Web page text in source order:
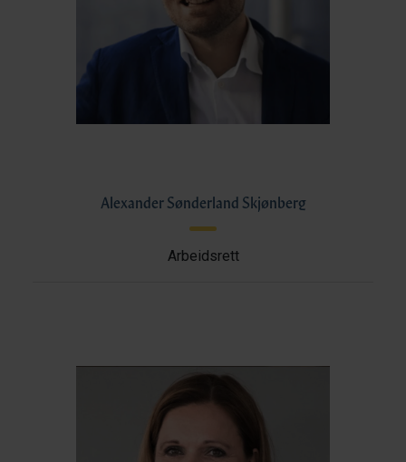
Alexander Sønderland Skjønberg
Arbeidsrett